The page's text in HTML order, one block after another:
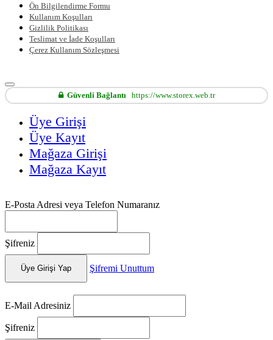
Ön Bilgilendirme Formu
Kullanım Koşulları
Gizlilik Politikası
Teslimat ve İade Koşulları
Çerez Kullanım Sözleşmesi
Güvenli Bağlantı https://www.storex.web.tr
Üye Girişi
Üye Kayıt
Mağaza Girişi
Mağaza Kayıt
E-Posta Adresi veya Telefon Numaranız
Şifreniz
Üye Girişi Yap Şifremi Unuttum
E-Mail Adresiniz
Şifreniz